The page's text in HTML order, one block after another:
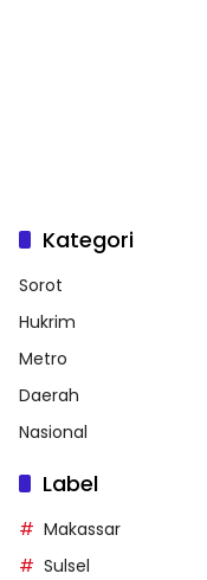
Kategori
Sorot
Hukrim
Metro
Daerah
Nasional
Label
Makassar
Sulsel